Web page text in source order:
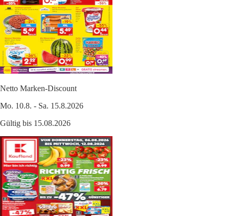
Netto Marken-Discount
Mo. 10.8. - Sa. 15.8.2026
Gültig bis 15.08.2026